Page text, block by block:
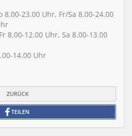
8.00-23.00 Uhr, Fr/Sa 8.00-24.00
8.00-12.00 Uhr, Sa 8.00-13.00
14.00 Uhr
ZURÜCK
TEILEN